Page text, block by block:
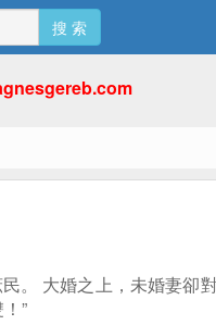
搜 索
。 大婚之上，未婚妻卻
”